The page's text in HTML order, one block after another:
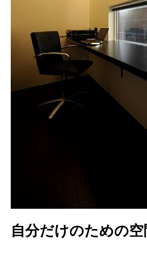
自分だけのための空